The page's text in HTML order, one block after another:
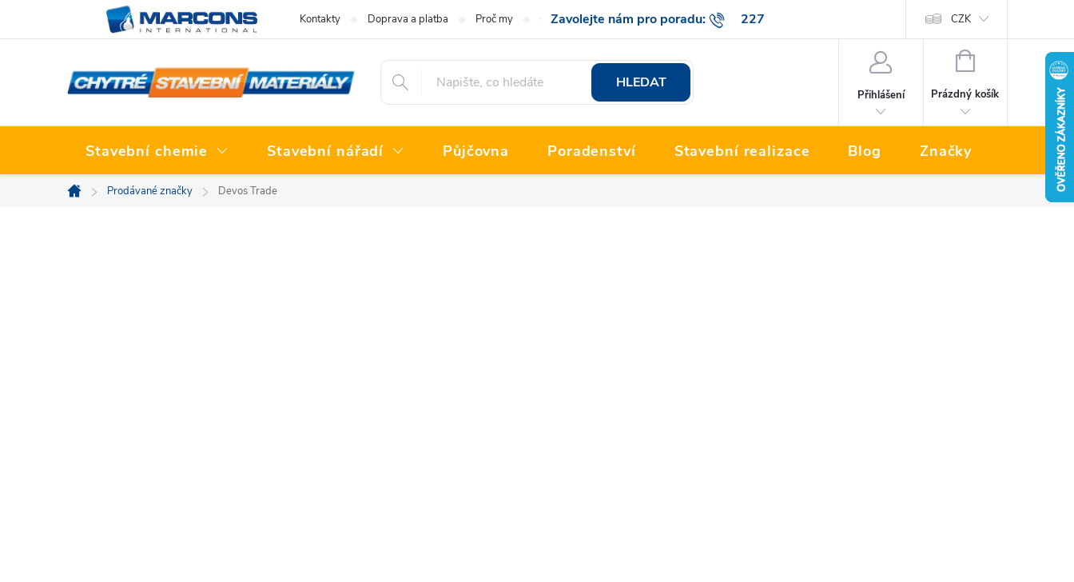
227
777 222
Kontakty Doprava a platba Proč my O nás Hodnocení obchodu Prodávané značky CZK
HLEDAT
Přihlášení
NÁKUPNÍ
Prázdný košík
Stavební chemie Stavební nářadí Půjčovna Poradenství Stavební realizace Blog Značky
Domů
Prodávané značky Devos Trade